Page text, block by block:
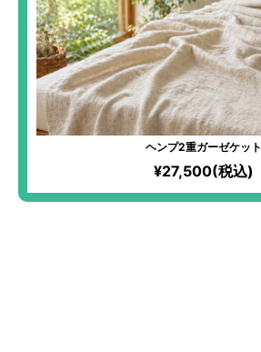
ヘンプ2重ガーゼケット
¥27,500(税込)